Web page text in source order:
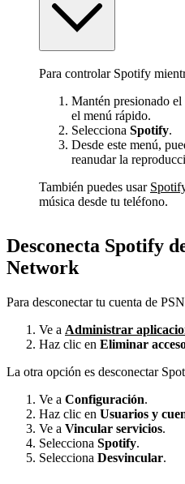
Para controlar Spotify
Mantén presionado
el menú rápido.
Selecciona Spotify.
Desde este menú,
reanudar la
También puedes usar
música desde tu teléfono.
Desconecta Spotify
Network
Para desconectar tu cuenta de
Ve a Administrar
Haz clic en Eliminar
La otra opción es desconectar
Ve a Configuración.
Haz clic en Usuarios y
Ve a Vincular servicios.
Selecciona Spotify.
Selecciona Desvincular.